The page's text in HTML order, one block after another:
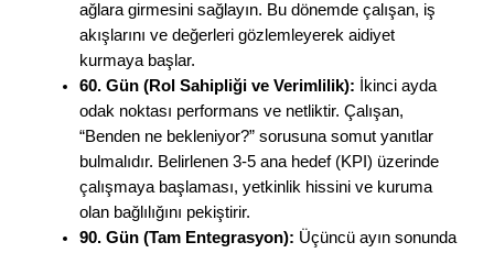
ağlara girmesini sağlayın. Bu dönemde çalışan, iş
akışlarını ve değerleri gözlemleyerek aidiyet
kurmaya başlar.
60. Gün (Rol Sahipliği ve Verimlilik): İkinci ayda
odak noktası performans ve netliktir. Çalışan,
“Benden ne bekleniyor?” sorusuna somut yanıtlar
bulmalıdır. Belirlenen 3-5 ana hedef (KPI) üzerinde
çalışmaya başlaması, yetkinlik hissini ve kuruma
olan bağlılığını pekiştirir.
90. Gün (Tam Entegrasyon): Üçüncü ayın sonunda